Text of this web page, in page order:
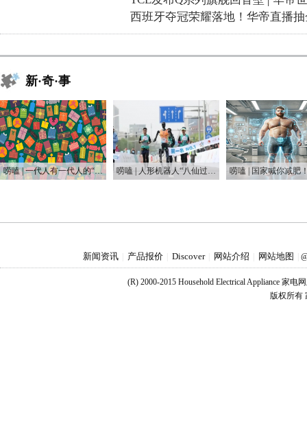
西班牙夺冠荣耀落地！华帝直播
新·奇·事
唠嗑 | 一代人有一代人的“鸡蛋”要领 唠嗑 | 人形机器人“八仙过海”，这届“半马”有点癫
新闻资讯 产品报价 Discover 网站介绍 网站地图
(R) 2000-2015 Household Electrical Appliance 家电
版权所有